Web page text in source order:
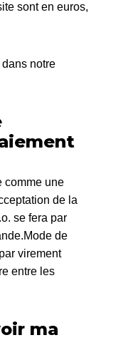
sont en euros,
dans notre
comme une
de la
se fera par
de
virement
entre les
ma